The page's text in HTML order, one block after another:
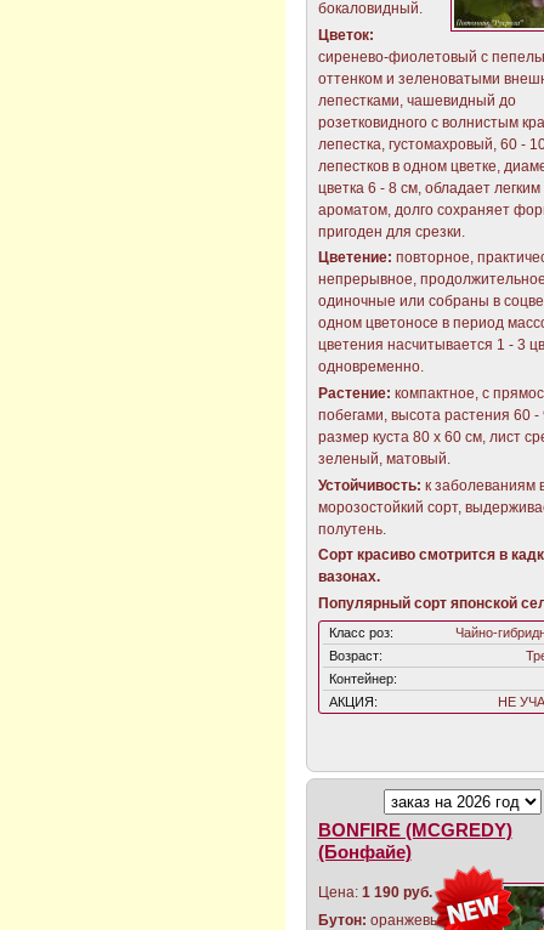
бокаловидный.
Цветок:
сиренево-фиолетовый с
оттенком и зеленоватыми
лепестками, чашевидный до
розетковидного с волнистым
лепестка, густомахровый, 60 -
лепестков в одном цветке,
цветка 6 - 8 см, обладает легким
ароматом, долго сохраняет
пригоден для срезки.
Цветение: повторное,
непрерывное,
одиночные или собраны в
одном цветоносе в период
цветения насчитывается 1 - 3
одновременно.
Растение: компактное, с
побегами, высота растения 60 -
размер куста 80 х 60 см, лист
зеленый, матовый.
Устойчивость: к заболеваниям
морозостойкий сорт,
полутень.
Сорт красиво смотрится в
вазонах.
Популярный сорт японской
Класс роз:
Чайно-
Возраст:
Контейнер:
АКЦИЯ:
НЕ
BONFIRE (MCGREDY)
(Бонфайе)
Цена: 1 190 руб.
Бутон: оранжевый,